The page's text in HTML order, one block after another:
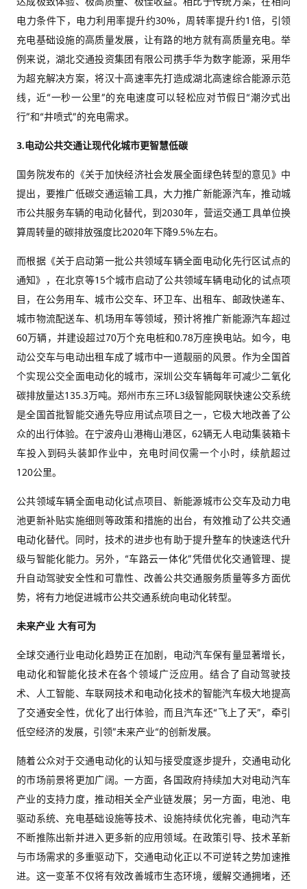
电力条件下，电力利用率提升约30%，周转率提升约1倍，引领
充电基础设施的高质量发展，让有路的地方就有高质量充电。举
例来说，湖北交通投资集团有限公司携手华为数字能源，采用华
为超充解决方案，将汉十高速率先打造成湖北高速综合能源示范
线，近“一秒一公里”的充电速度可以轻松应对节假日“潮汐式出
行”和“井喷式”的充电需求。
3.电动公共交通让现代化城市更智慧低碳
国务院发布的《关于加快经济社会发展全面绿色转型的意见》中
提出，要推广低碳交通运输工具，大力推广新能源汽车，推动城
市公共服务车辆的电动化替代，到2030年，营运交通工具单位换
算周转量的碳排放强度比2020年下降9.5%左右。
而根据《关于启动第一批公共领域车辆全面电动化先行区试点的
通知》，在北京等15个城市启动了公共领域车辆电动化的试点项
目，在公务用车、城市公交车、环卫车、出租车、邮政快递车、
城市物流配送车、机场用车等领域，预计将推广新能源汽车超过
60万辆，并建设超过70万个充电桩和0.78万座换电站。如今，电
动公交车与电动出租车成了城市中一道靓丽的风景。作为全国首
个实现公交全面电动化的城市，深圳公交车辆每年可减少二氧化
碳排放量达135.3万吨。郑州市东三环L3级智能网联快速公交系统
是全国首批智能交通先导应用试点项目之一，它极大地改善了公
众的出行体验。在宁波舟山港梅山港区，62辆无人电动集装箱卡
车投入到码头装卸作业中，充电时间仅需一个小时，续航超过
120公里。
公共领域车辆全面电动化试点项目、新能源城市公交车及动力电
池更新补贴实施细则等政策和措施的出台，有效推动了公共交通
电动化替代。同时，技术的进步也有助于提升整车的快速迭代升
级与智能化能力。另外，“车路云一体化”凭借优化交通管理、提
升自动驾驶安全性和可靠性、改善公共交通服务质量等多方面优
势，将有力地促进城市公共交通系统向电动化转型。
未来产业 大有可为
全球交通行业电动化趋势正在加剧，电动汽车保有量显著增长，
电动化和智能化技术在各个领域广泛应用。结合了自动驾驶技
术、人工智能、车联网技术和电动化技术的智能汽车极大地提高
了交通安全性，优化了出行体验，而且汽车还“飞上了天”，牵引
低空经济的发展，引领”未来产业“的创新发展。
随着公众对于交通电动化的认知与接受度逐步提升，交通电动化
的市场前景将更加广阔。一方面，各国政府持续加大对电动汽车
产业的支持力度，推动相关全产业链发展；另一方面，电池、电
驱动系统、充电基础设施等技术、设施持续优化完善，电动汽车
不断推陈出新并进入更多新的应用领域。在政策引导、技术革新
与市场需求的多重驱动下，交通电动化正以不可逆转之势加速推
进。这一变革不仅将有效改善城市生态环境，缓解交通拥堵，还